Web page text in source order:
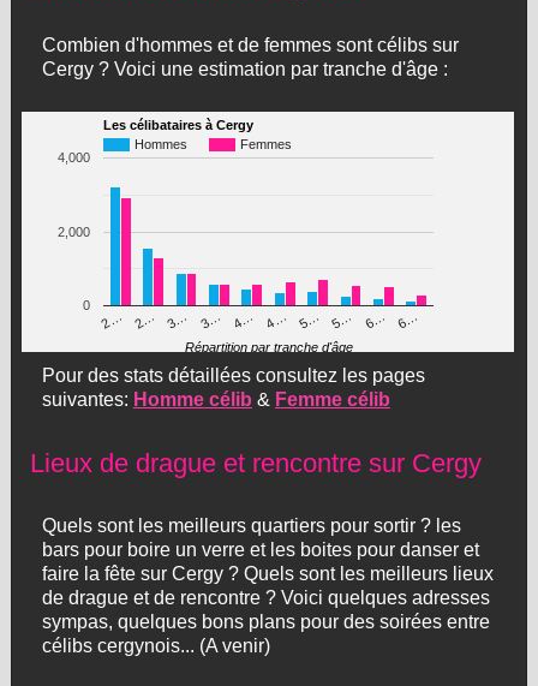
Combien d'hommes et de femmes sont célibs sur
Cergy ? Voici une estimation par tranche d'âge :
Les célibataires à Cergy
Hommes
Femmes
2… 2… 3… 3… 4… 4… 5… 5… 6… 6…
0
2,000
4,000
Répartition par tranche d'âge
Pour des stats détaillées consultez les pages
suivantes: Homme célib & Femme célib
Lieux de drague et rencontre sur Cergy
Quels sont les meilleurs quartiers pour sortir ? les
bars pour boire un verre et les boites pour danser et
faire la fête sur Cergy ? Quels sont les meilleurs lieux
de drague et de rencontre ? Voici quelques adresses
sympas, quelques bons plans pour des soirées entre
célibs cergynois... (A venir)